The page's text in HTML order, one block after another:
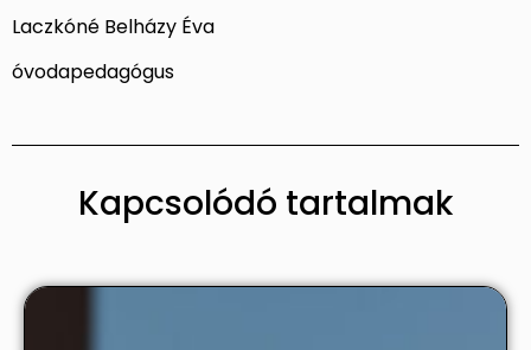
Laczkóné Belházy Éva
óvodapedagógus
Kapcsolódó tartalmak